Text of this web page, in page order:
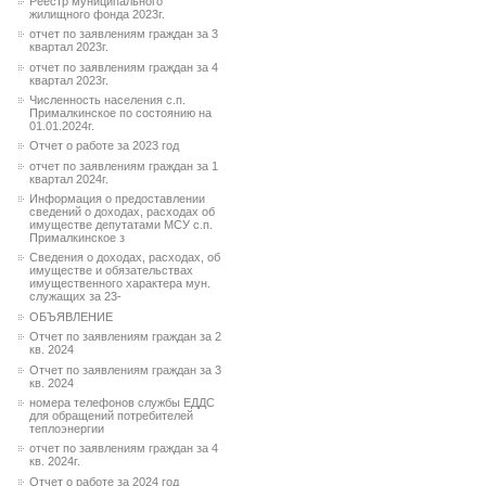
жилищного фонда 2023г.
отчет по заявлениям граждан за 3
квартал 2023г.
отчет по заявлениям граждан за 4
квартал 2023г.
Численность населения с.п.
Прималкинское по состоянию на
01.01.2024г.
Отчет о работе за 2023 год
отчет по заявлениям граждан за 1
квартал 2024г.
Информация о предоставлении
сведений о доходах, расходах об
имуществе депутатами МСУ с.п.
Прималкинское з
Сведения о доходах, расходах, об
имуществе и обязательствах
имущественного характера мун.
служащих за 23-
ОБЪЯВЛЕНИЕ
Отчет по заявлениям граждан за 2
кв. 2024
Отчет по заявлениям граждан за 3
кв. 2024
номера телефонов службы ЕДДС
для обращений потребителей
теплоэнергии
отчет по заявлениям граждан за 4
кв. 2024г.
Отчет о работе за 2024 год